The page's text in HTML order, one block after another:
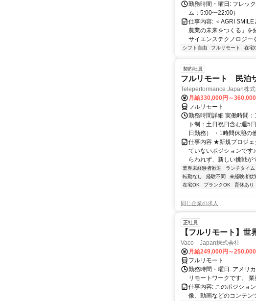
勤務時間・曜日: フレッ
ム：5:00〜22:00）
仕事内容: ＜AGRI
農業の未来をつくる」を
サイエンステクノロジー
シフト自由 フルリモート 在宅
契約社員
フルリモート 民泊
Teleperformance Japan株
月給330,000円～
フルリモート
勤務時間詳細 実働時間
ト制：土日祝日含む週5
日勤務） ・1時間休憩の
仕事内容 ★新規プロジェ
ていないポジションです
らわれず、新しい挑戦が
業界未経験者歓迎 ランチタイム
転勤なし
経験不問 未経験者歓
在宅OK
ブランクOK 育休あり
同じ企業の求人
正社員
【フルリモート】
Vaco Japan株式会社
月給249,000円～
フルリモート
勤務時間・曜日: アメリ
リモートワークです。
仕事内容: このポジショ
像、動画などのコンテン